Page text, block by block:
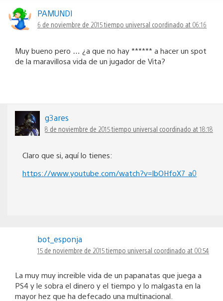
PAMUNDI
6 de noviembre de 2015 tiempo universal coordinado at 06:16
Muy bueno pero … ¿a que no hay ****** a hacer un spot
de la maravillosa vida de un jugador de Vita?
g3ares
8 de noviembre de 2015 tiempo universal coordinado at 18:18
Claro que si, aquí lo tienes:
https://www.youtube.com/watch?v=IbOHfoX7_a0
bot_esponja
15 de noviembre de 2015 tiempo universal coordinado at 00:54
La muy muy increible vida de un papanatas que juega a
PS4 y le sobra el dinero y el tiempo y lo malgasta en la
mayor hez que ha defecado una multinacional.